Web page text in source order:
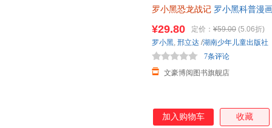
罗小黑恐龙战记 罗小黑科普漫
知识点。搭配化石实景指南，
前冒险之旅吧。
¥29.80 定价： ¥59.00 (5.06折)
文豪博阅图书旗舰店
7条评论
罗小黑, 邢立达 /湖南少年儿童出版社
加入购物车 收藏